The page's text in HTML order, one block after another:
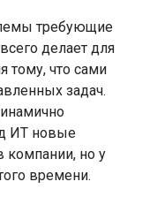
требующие
делает для
тому, что сами
задач.
ИТ новые
компании, но у
времени.